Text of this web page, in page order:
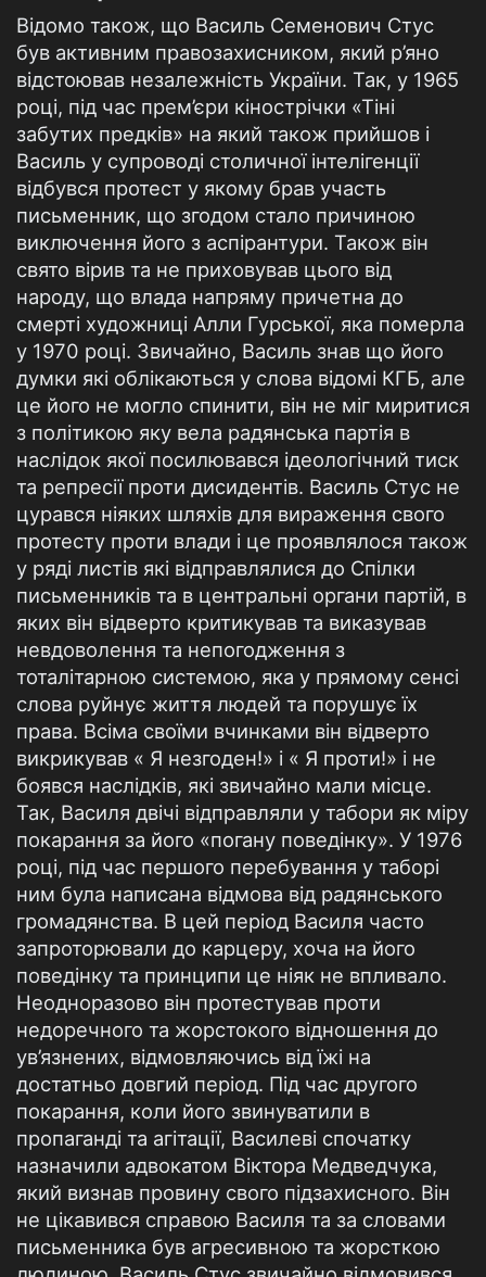
Відомо також, що Василь Семенович Стус
був активним правозахисником, який р’яно
відстоював незалежність України. Так, у 1965
році, під час прем’єри кінострічки «Тіні
забутих предків» на який також прийшов і
Василь у супроводі столичної інтелігенції
відбувся протест у якому брав участь
письменник, що згодом стало причиною
виключення його з аспірантури. Також він
свято вірив та не приховував цього від
народу, що влада напряму причетна до
смерті художниці Алли Гурської, яка померла
у 1970 році. Звичайно, Василь знав що його
думки які облікаються у слова відомі КГБ, але
це його не могло спинити, він не міг миритися
з політикою яку вела радянська партія в
наслідок якої посилювався ідеологічний тиск
та репресії проти дисидентів. Василь Стус не
цурався ніяких шляхів для вираження свого
протесту проти влади і це проявлялося також
у ряді листів які відправлялися до Спілки
письменників та в центральні органи партій, в
яких він відверто критикував та виказував
невдоволення та непогодження з
тоталітарною системою, яка у прямому сенсі
слова руйнує життя людей та порушує їх
права. Всіма своїми вчинками він відверто
викрикував « Я незгоден!» і « Я проти!» і не
боявся наслідків, які звичайно мали місце.
Так, Василя двічі відправляли у табори як міру
покарання за його «погану поведінку». У 1976
році, під час першого перебування у таборі
ним була написана відмова від радянського
громадянства. В цей період Василя часто
запроторювали до карцеру, хоча на його
поведінку та принципи це ніяк не впливало.
Неодноразово він протестував проти
недоречного та жорстокого відношення до
ув’язнених, відмовляючись від їжі на
достатньо довгий період. Під час другого
покарання, коли його звинуватили в
пропаганді та агітації, Василеві спочатку
назначили адвокатом Віктора Медведчука,
який визнав провину свого підзахисного. Він
не цікавився справою Василя та за словами
письменника був агресивною та жорсткою